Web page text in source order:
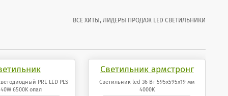
ВСЕ ХИТЫ, ЛИДЕРЫ ПРОДАЖ LED СВЕТИЛЬНИКИ
PRE LED
40W 6500K опал
PRE LED PLS
40W 6500K опал
Светильник армстронг
светодиодный 36 Вт
595x595x19 мм панель
Светильник led 36 Вт 595x595x19 мм
4000K